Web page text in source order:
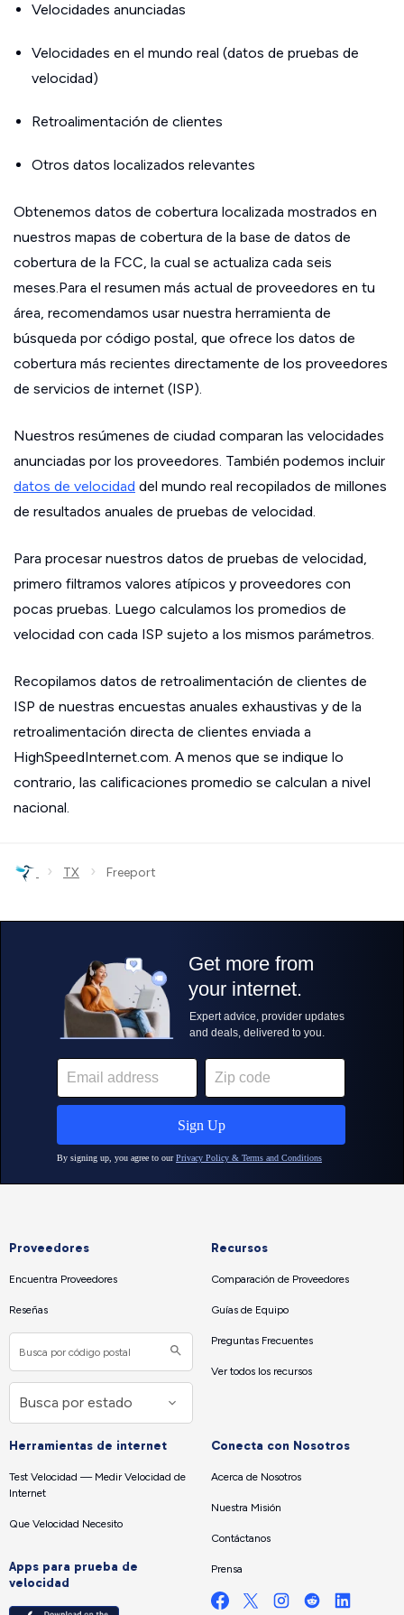
Velocidades anunciadas
Velocidades en el mundo real (datos de pruebas de
velocidad)
Retroalimentación de clientes
Otros datos localizados relevantes
Obtenemos datos de cobertura localizada mostrados en
nuestros mapas de cobertura de la base de datos de
cobertura de la FCC, la cual se actualiza cada seis
meses.Para el resumen más actual de proveedores en tu
área, recomendamos usar nuestra herramienta de
búsqueda por código postal, que ofrece los datos de
cobertura más recientes directamente de los proveedores
de servicios de internet (ISP).
Nuestros resúmenes de ciudad comparan las velocidades
anunciadas por los proveedores. También podemos incluir
datos de velocidad del mundo real recopilados de millones
de resultados anuales de pruebas de velocidad.
Para procesar nuestros datos de pruebas de velocidad,
primero filtramos valores atípicos y proveedores con
pocas pruebas. Luego calculamos los promedios de
velocidad con cada ISP sujeto a los mismos parámetros.
Recopilamos datos de retroalimentación de clientes de
ISP de nuestras encuestas anuales exhaustivas y de la
retroalimentación directa de clientes enviada a
HighSpeedInternet.com. A menos que se indique lo
contrario, las calificaciones promedio se calculan a nivel
nacional.
› TX › Freeport
Proveedores
Encuentra Proveedores
Reseñas
Recursos
Comparación de Proveedores
Guías de Equipo
Preguntas Frecuentes
Ver todos los recursos
Herramientas de internet
Test Velocidad — Medir Velocidad de
Internet
Que Velocidad Necesito
Apps para prueba de
velocidad
Conecta con Nosotros
Acerca de Nosotros
Nuestra Misión
Contáctanos
Prensa